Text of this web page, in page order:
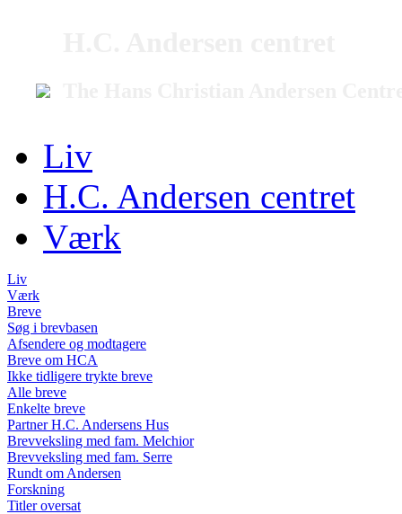
Liv
H.C. Andersen centret
Værk
Liv
Værk
Breve
Søg i brevbasen
Afsendere og modtagere
Breve om HCA
Ikke tidligere trykte breve
Alle breve
Enkelte breve
Partner H.C. Andersens Hus
Brevveksling med fam. Melchior
Brevveksling med fam. Serre
Rundt om Andersen
Forskning
Titler oversat